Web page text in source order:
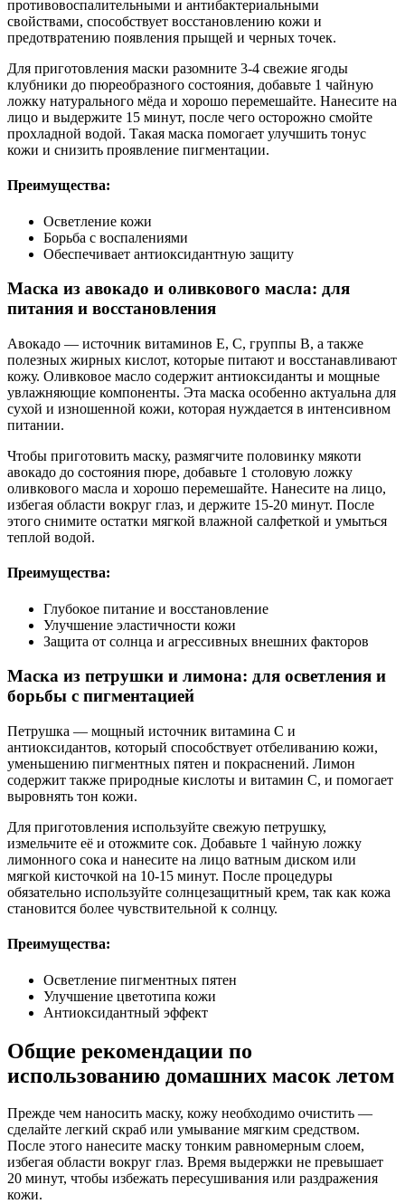
противовоспалительными и антибактериальными
свойствами, способствует восстановлению кожи и
предотвратению появления прыщей и черных точек.
Для приготовления маски разомните 3-4 свежие ягоды
клубники до пюреобразного состояния, добавьте 1 чайную
ложку натурального мёда и хорошо перемешайте. Нанесите на
лицо и выдержите 15 минут, после чего осторожно смойте
прохладной водой. Такая маска помогает улучшить тонус
кожи и снизить проявление пигментации.
Преимущества:
Осветление кожи
Борьба с воспалениями
Обеспечивает антиоксидантную защиту
Маска из авокадо и оливкового масла: для
питания и восстановления
Авокадо — источник витаминов E, C, группы B, а также
полезных жирных кислот, которые питают и восстанавливают
кожу. Оливковое масло содержит антиоксиданты и мощные
увлажняющие компоненты. Эта маска особенно актуальна для
сухой и изношенной кожи, которая нуждается в интенсивном
питании.
Чтобы приготовить маску, размягчите половинку мякоти
авокадо до состояния пюре, добавьте 1 столовую ложку
оливкового масла и хорошо перемешайте. Нанесите на лицо,
избегая области вокруг глаз, и держите 15-20 минут. После
этого снимите остатки мягкой влажной салфеткой и умыться
теплой водой.
Преимущества:
Глубокое питание и восстановление
Улучшение эластичности кожи
Защита от солнца и агрессивных внешних факторов
Маска из петрушки и лимона: для осветления и
борьбы с пигментацией
Петрушка — мощный источник витамина C и
антиоксидантов, который способствует отбеливанию кожи,
уменьшению пигментных пятен и покраснений. Лимон
содержит также природные кислоты и витамин C, и помогает
выровнять тон кожи.
Для приготовления используйте свежую петрушку,
измельчите её и отожмите сок. Добавьте 1 чайную ложку
лимонного сока и нанесите на лицо ватным диском или
мягкой кисточкой на 10-15 минут. После процедуры
обязательно используйте солнцезащитный крем, так как кожа
становится более чувствительной к солнцу.
Преимущества:
Осветление пигментных пятен
Улучшение цветотипа кожи
Антиоксидантный эффект
Общие рекомендации по
использованию домашних масок летом
Прежде чем наносить маску, кожу необходимо очистить —
сделайте легкий скраб или умывание мягким средством.
После этого нанесите маску тонким равномерным слоем,
избегая области вокруг глаз. Время выдержки не превышает
20 минут, чтобы избежать пересушивания или раздражения
кожи.